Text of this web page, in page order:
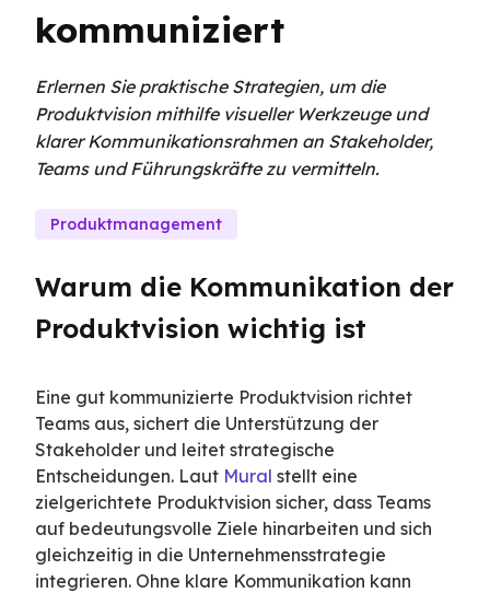
kommuniziert
Erlernen Sie praktische Strategien, um die
Produktvision mithilfe visueller Werkzeuge und
klarer Kommunikationsrahmen an Stakeholder,
Teams und Führungskräfte zu vermitteln.
Produktmanagement
Warum die Kommunikation der
Produktvision wichtig ist
Eine gut kommunizierte Produktvision richtet
Teams aus, sichert die Unterstützung der
Stakeholder und leitet strategische
Entscheidungen. Laut Mural stellt eine
zielgerichtete Produktvision sicher, dass Teams
auf bedeutungsvolle Ziele hinarbeiten und sich
gleichzeitig in die Unternehmensstrategie
integrieren. Ohne klare Kommunikation kann